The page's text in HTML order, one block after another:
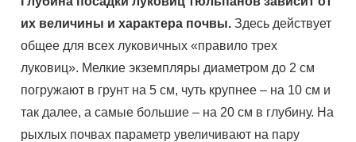
их величины и характера почвы. Здесь действует
общее для всех луковичных «правило трех
луковиц». Мелкие экземпляры диаметром до 2 см
погружают в грунт на 5 см, чуть крупнее – на 10 см и
так далее, а самые большие – на 20 см в глубину. На
рыхлых почвах параметр увеличивают на пару